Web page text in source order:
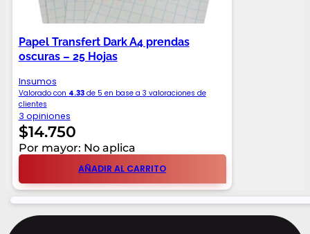
Papel Transfert Dark A4 prendas
oscuras – 25 Hojas
Insumos
Valorado con 4.33de 5 en base a 3 valoraciones de
clientes
3 opiniones
$14.750
Por mayor: No aplica
AÑADIR AL CARRITO